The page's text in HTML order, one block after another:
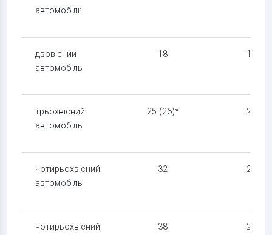
автомобілі:
двовісний
автомобіль
18 14
трьохвісний
автомобіль
25 (26)* 21
чотирьохвісний
автомобіль
32 24
чотирьохвісний
38 24